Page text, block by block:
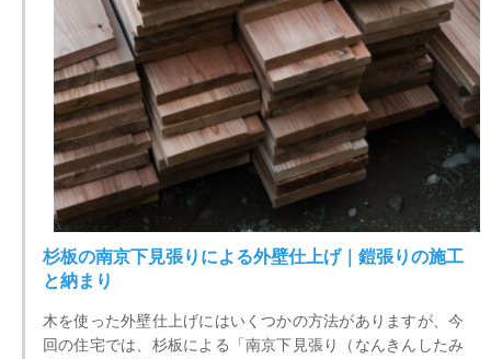
杉板の南京下見張りによる外壁仕上げ｜鎧張りの施工
と納まり
木を使った外壁仕上げにはいくつかの方法がありますが、今
回の住宅では、杉板による「南京下見張り（なんきんしたみ